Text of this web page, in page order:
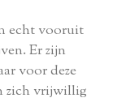
echt vooruit
Er zijn
voor deze
zich vrijwillig